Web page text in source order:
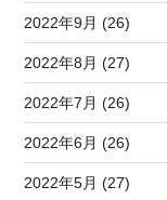
2022年9月 (26)
2022年8月 (27)
2022年7月 (26)
2022年6月 (26)
2022年5月 (27)